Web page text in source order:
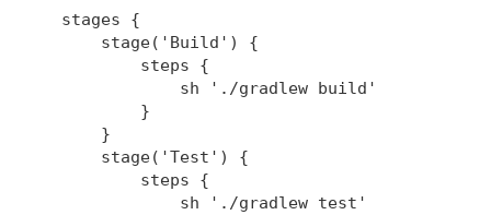
    stages {
        stage('Build') {
            steps {
                sh './gradlew build'
            }
        }
        stage('Test') {
            steps {
                sh './gradlew test'